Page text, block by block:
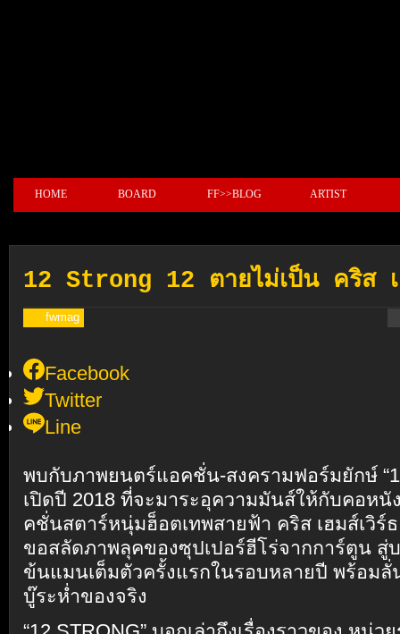
HOME BOARD FF>>BLOG ARTIST
12 Strong 12 ตายไม่เป็น คริส เ
fwmag
Facebook
Twitter
Line
พบกับภาพยนตร์แอคชั่น-สงครามฟอร์มยักษ์
เปิดปี 2018 ที่จะมาระอุความมันส์ให้กับคอห
คชั่นสตาร์หนุ่มฮ็อตเทพสายฟ้า คริส เฮมส์เวิร์
ขอสลัดภาพลุคของซุปเปอร์ฮีโร่จากการ์ตูน สู่
ข้นแมนเต็มตัวครั้งแรกในรอบหลายปี พร้อม
บู๊ระห่ำของจริง